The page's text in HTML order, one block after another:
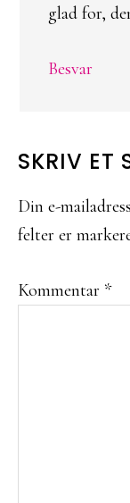
glad for,
Besvar
SKRIV ET
Din e-
felter er
Kommentar *